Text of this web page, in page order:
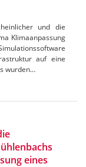
und die
Klimaanpassung
auf eine
wurden…
eines